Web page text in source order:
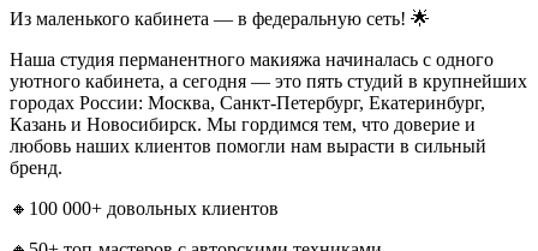
Из маленького кабинета — в федеральную сеть! 🌟
Наша студия перманентного макияжа начиналась с одного
уютного кабинета, а сегодня — это пять студий в крупнейших
городах России: Москва, Санкт-Петербург, Екатеринбург,
Казань и Новосибирск. Мы гордимся тем, что доверие и
любовь наших клиентов помогли нам вырасти в сильный
бренд.
🔸100 000+ довольных клиентов